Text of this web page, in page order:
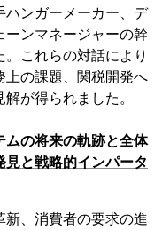
ハンガーメーカー、デ
ンマネージャーの幹
これらの対話により
上の課題、関税開発へ
が得られました。
ムの将来の軌跡と全体
と戦略的インパータ
、消費者の要求の進